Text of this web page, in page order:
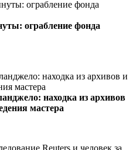
ограбление фонда
находка из архивов
мастера